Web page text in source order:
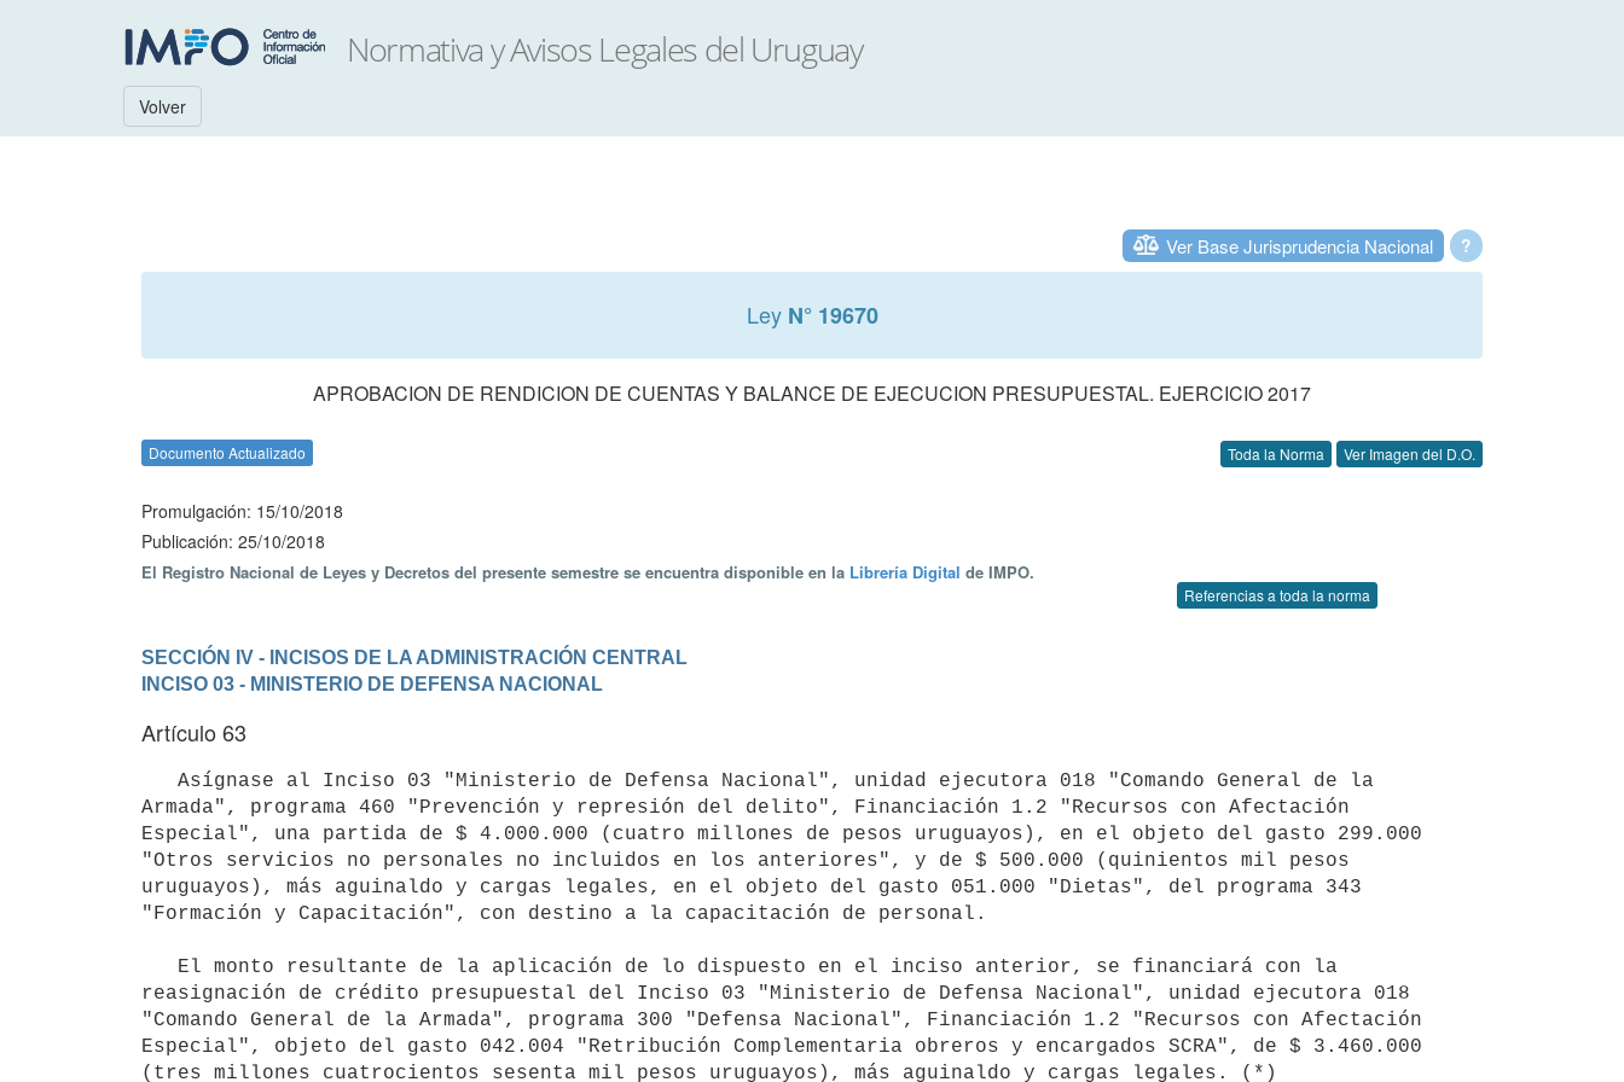
Volver
?
Ver Base Jurisprudencia Nacional
Ley N° 19670
APROBACION DE RENDICION DE CUENTAS Y BALANCE DE EJECUCION PRESUPUESTAL. EJERCICIO 2017
Documento Actualizado Toda la Norma Ver Imagen del D.O.
Promulgación: 15/10/2018
Publicación: 25/10/2018
El Registro Nacional de Leyes y Decretos del presente semestre se encuentra disponible en la Librería Digital de IMPO.
Referencias a toda la norma
SECCIÓN IV - INCISOS DE LA ADMINISTRACIÓN CENTRAL
INCISO 03 - MINISTERIO DE DEFENSA NACIONAL
Artículo 63
Armada", programa 460 "Prevención y represión del delito", Financiación 1.2 "Recursos con Afectación
Especial", una partida de $ 4.000.000 (cuatro millones de pesos uruguayos), en el objeto del gasto 299.000
"Otros servicios no personales no incluidos en los anteriores", y de $ 500.000 (quinientos mil pesos
uruguayos), más aguinaldo y cargas legales, en el objeto del gasto 051.000 "Dietas", del programa 343
"Formación y Capacitación", con destino a la capacitación de personal.
reasignación de crédito presupuestal del Inciso 03 "Ministerio de Defensa Nacional", unidad ejecutora 018
"Comando General de la Armada", programa 300 "Defensa Nacional", Financiación 1.2 "Recursos con Afectación
Especial", objeto del gasto 042.004 "Retribución Complementaria obreros y encargados SCRA", de $ 3.460.000